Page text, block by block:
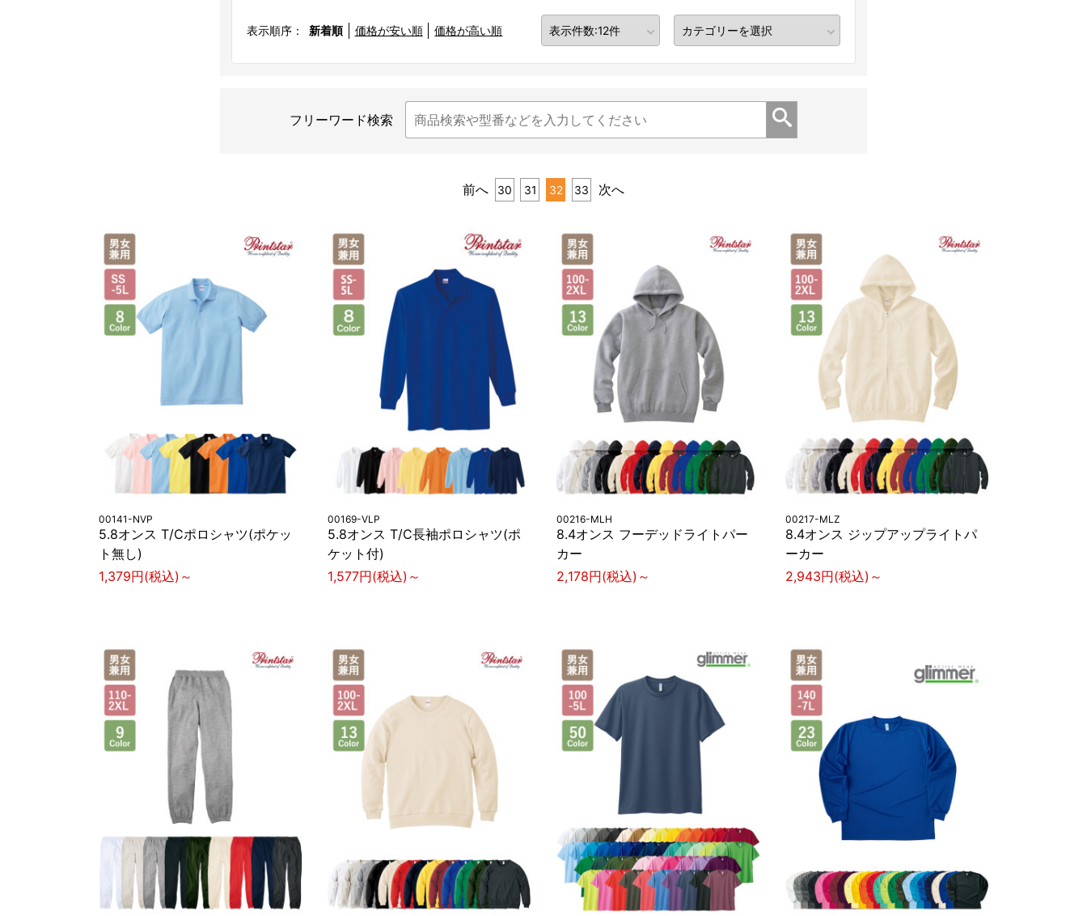
表示順序： 新着順 価格が安い順 価格が高い順
フリーワード検索
前へ 30 31 32 33 次へ
00141-NVP
5.8オンス T/Cポロシャツ(ポケッ
ト無し)
1,379円(税込)～
00169-VLP
5.8オンス T/C長袖ポロシャツ(ポ
ケット付)
1,577円(税込)～
00216-MLH
8.4オンス フーデッドライトパー
カー
2,178円(税込)～
00217-MLZ
8.4オンス ジップアップライトパ
ーカー
2,943円(税込)～